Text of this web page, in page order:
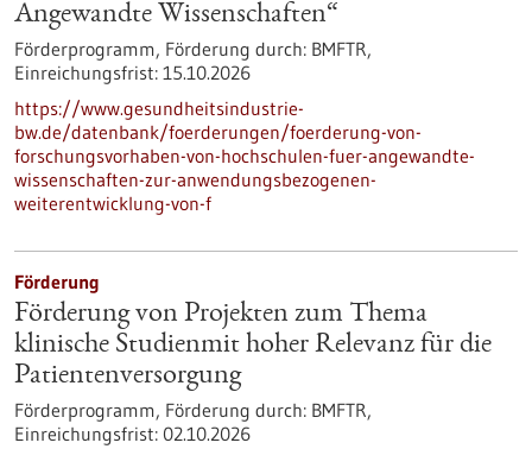
Angewandte Wissenschaften“
Förderprogramm, Förderung durch: BMFTR,
Einreichungsfrist: 15.10.2026
https://www.gesundheitsindustrie-
bw.de/datenbank/foerderungen/foerderung-von-
forschungsvorhaben-von-hochschulen-fuer-angewandte-
wissenschaften-zur-anwendungsbezogenen-
weiterentwicklung-von-f
Förderung
Förderung von Projekten zum Thema
klinische Studienmit hoher Relevanz für die
Patientenversorgung
Förderprogramm, Förderung durch: BMFTR,
Einreichungsfrist: 02.10.2026